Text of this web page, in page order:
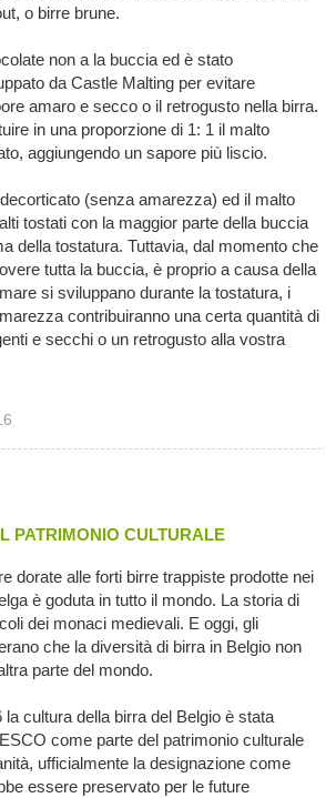
o birre brune.
non a la buccia ed è stato
da Castle Malting per evitare
amaro e secco o il retrogusto nella birra.
in una proporzione di 1: 1 il malto
aggiungendo un sapore più liscio.
(senza amarezza) ed il malto
tostati con la maggior parte della buccia
della tostatura. Tuttavia, dal momento che
tutta la buccia, è proprio a causa della
si sviluppano durante la tostatura, i
contribuiranno una certa quantità di
e secchi o un retrogusto alla vostra
PATRIMONIO CULTURALE
dorate alle forti birre trappiste prodotte nei
è goduta in tutto il mondo. La storia di
dei monaci medievali. E oggi, gli
che la diversità di birra in Belgio non
parte del mondo.
la cultura della birra del Belgio è stata
come parte del patrimonio culturale
ufficialmente la designazione come
essere preservato per le future